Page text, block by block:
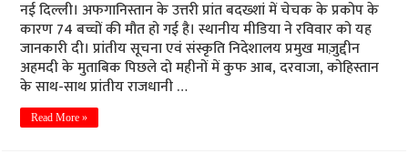
नई दिल्ली। अफगानिस्तान के उत्तरी प्रांत बदख्शां में चेचक के प्रकोप के
कारण 74 बच्चों की मौत हो गई है। स्थानीय मीडिया ने रविवार को यह
जानकारी दी। प्रांतीय सूचना एवं संस्कृति निदेशालय प्रमुख माज़ुद्दीन
अहमदी के मुताबिक पिछले दो महीनों में कुफ आब, दरवाजा, कोहिस्तान
के साथ-साथ प्रांतीय राजधानी …
Read More »